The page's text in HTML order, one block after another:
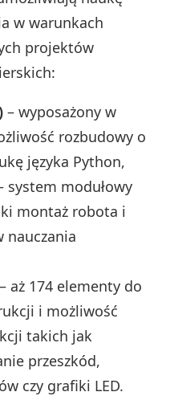
w warunkach
projektów
– wyposażony w
rozbudowy o
języka Python,
system modułowy
montaż robota i
nauczania
– aż 174 elementy do
i możliwość
takich jak
przeszkód,
czy grafiki LED.